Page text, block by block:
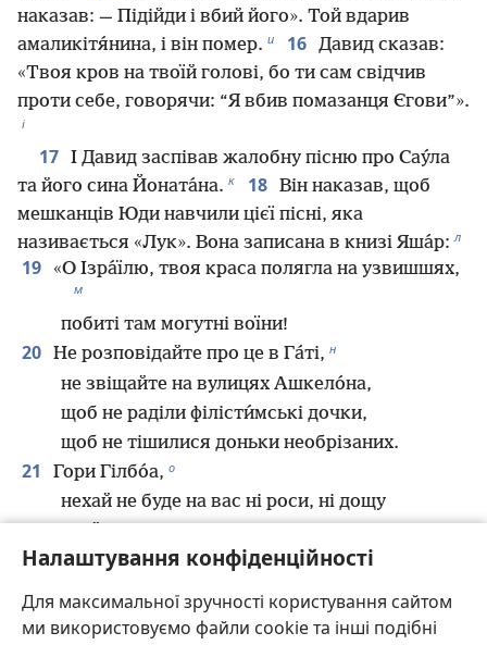
Налаштування конфіденційності
Для максимальної зручності користування сайтом
ми використовуємо файли cookie та інші подібні
наказав: — Підійди і вбий його». Той вдарив
амаликітя́нина, і він помер. и 16 Давид сказав:
«Твоя кров на твоїй голові, бо ти сам свідчив
проти себе, говорячи: “Я вбив помазанця Єгови”».
і
17 І Давид заспівав жалобну пісню про Сау́ла
та його сина Йоната́на. к 18 Він наказав, щоб
мешканців Юди навчили цієї пісні, яка
називається «Лук». Вона записана в книзі Яша́р: л
19 «О Ізра́їлю, твоя краса полягла на узвишшях,
м
побиті там могутні воїни!
20 Не розповідайте про це в Га́ті, н
не звіщайте на вулицях Ашкело́на,
щоб не раділи філісти́мські дочки,
щоб не тішилися доньки необрізаних.
21 Гори Гілбо́а, о
нехай не буде на вас ні роси, ні дощу
приношень, п
щит Сау́ла вже не намащений олією.